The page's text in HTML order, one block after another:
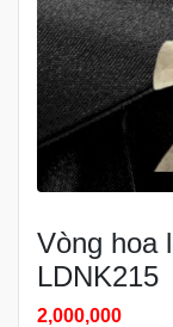
Vòng hoa
LDNK215
2,000,000